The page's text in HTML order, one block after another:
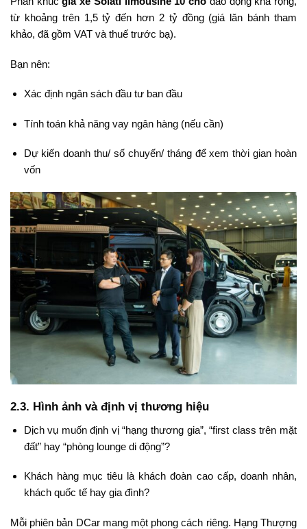
từ khoảng trên 1,5 tỷ đến hơn 2 tỷ đồng (giá lăn bánh tham
khảo, đã gồm VAT và thuế trước bạ).
Bạn nên:
Xác định ngân sách đầu tư ban đầu
Tính toán khả năng vay ngân hàng (nếu cần)
Dự kiến doanh thu/ số chuyến/ tháng để xem thời gian hoàn
vốn
2.3. Hình ảnh và định vị thương hiệu
Dịch vụ muốn định vị “hạng thương gia”, “first class trên mặt
đất” hay “phòng lounge di động”?
Khách hàng mục tiêu là khách đoàn cao cấp, doanh nhân,
khách quốc tế hay gia đình?
Mỗi phiên bản DCar mang một phong cách riêng. Hạng Thượng